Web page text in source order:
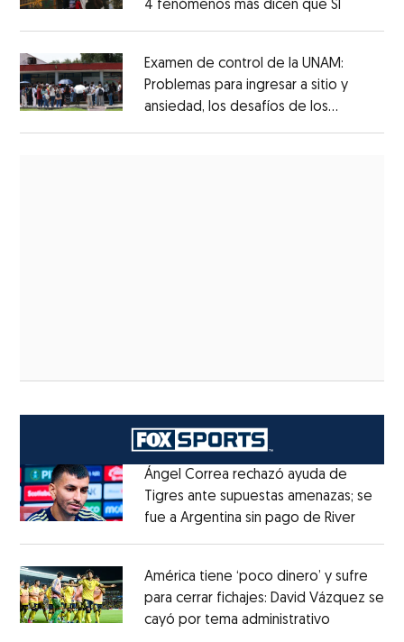
4 fenómenos más dicen que SÍ
Examen de control de la UNAM:
Problemas para ingresar a sitio y
ansiedad, los desafíos de los
Ángel Correa rechazó ayuda de
Tigres ante supuestas amenazas; se
fue a Argentina sin pago de RiverOpens
América tiene ‘poco dinero’ y sufre
para cerrar fichajes: David Vázquez se
cayó por tema administrativo